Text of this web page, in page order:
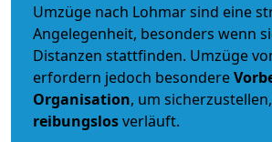
Umzüge nach Lohmar sind eine
Angelegenheit, besonders wenn
Distanzen stattfinden. Umzüge
erfordern jedoch besondere
Organisation, um
reibungslosverläuft.